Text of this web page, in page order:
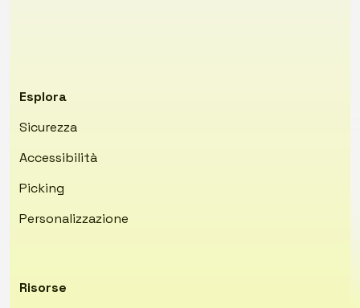
Esplora
Sicurezza
Accessibilità
Picking
Personalizzazione
Risorse